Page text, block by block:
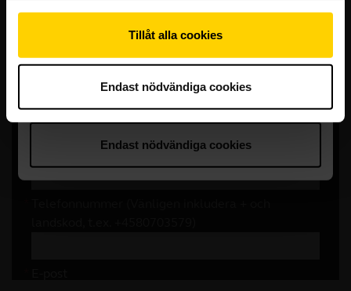
Tillåt alla cookies
Endast nödvändiga cookies